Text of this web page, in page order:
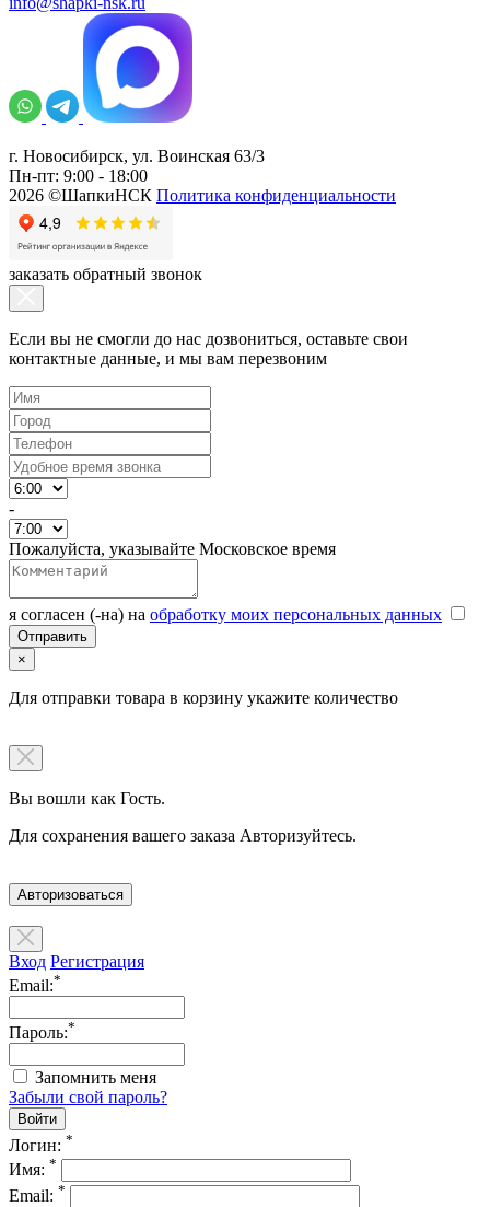
г. Новосибирск, ул. Воинская 63/3
Пн-пт: 9:00 - 18:00
2026 ©ШапкиНСК Политика конфиденциальности
заказать обратный звонок
Если вы не смогли до нас дозвониться, оставьте свои
контактные данные, и мы вам перезвоним
-
Пожалуйста, указывайте Московское время
я согласен (-на) на обработку моих персональных данных
×
Для отправки товара в корзину укажите количество
Вы вошли как Гость.
Для сохранения вашего заказа Авторизуйтесь.
Авторизоваться
Вход Регистрация
Email:*
Пароль:*
Запомнить меня
Забыли свой пароль?
Логин: *
Имя: *
Email: *